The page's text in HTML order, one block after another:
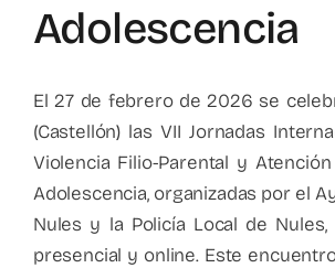
Adolescencia
El 27 de febrero de 2026 se
(Castellón) las VII Jornadas
Violencia Filio-Parental y
Adolescencia, organizadas por el
Nules y la Policía Local de Nules,
presencial y online. Este